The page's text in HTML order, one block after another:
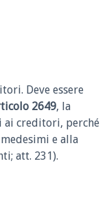
Deve essere
2649, la
ai creditori, perché
e alla
att. 231).